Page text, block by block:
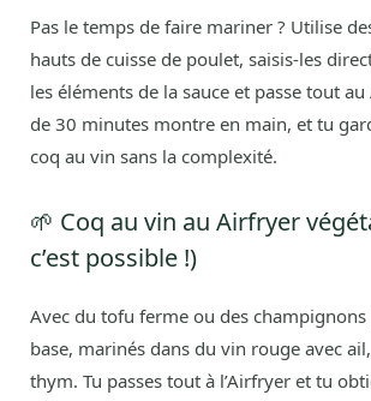
Pas le temps de faire mariner ? Utilise
hauts de cuisse de poulet, saisis-les
les éléments de la sauce et passe tout
de 30 minutes montre en main, et tu
coq au vin sans la complexité.
🌱 Coq au vin au Airfryer
c’est possible !)
Avec du tofu ferme ou des
base, marinés dans du vin rouge avec
thym. Tu passes tout à l’Airfryer et tu